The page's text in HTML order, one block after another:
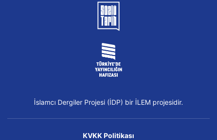
İslamcı Dergiler Projesi (İDP) bir İLEM projesidir.
KVKK Politikası